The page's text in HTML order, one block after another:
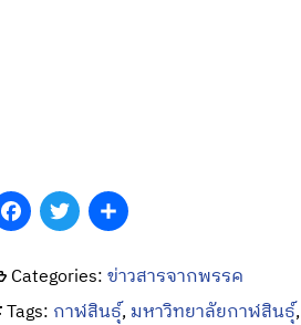
Facebook
TwitterShare
Categories:ข่าวสารจากพรรค
Tags: กาฬสินธุ์,มหาวิทยาลัยกาฬสินธุ์,